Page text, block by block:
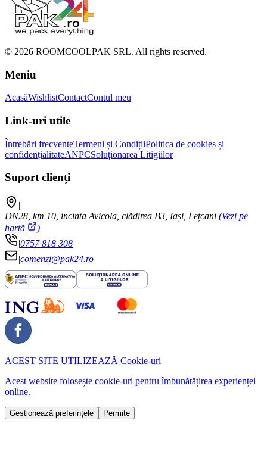
© 2026 ROOMCOOLPAK SRL. All rights reserved.
Meniu
AcasăWishlistContactContul meu
Link-uri utile
Întrebări frecventeTermeni și CondițiiPolitica de cookies și
confidențialitateANPCSoluționarea Litigiilor
Suport clienți
|
DN28, km 10, incinta Avicola, clădirea B3, Iași, Lețcani (Vezi pe
hartă
)
|0757 818 308
|comenzi@pak24.ro
ACEST SITE UTILIZEAZĂ Cookie-uri
Acest website folosește cookie-uri pentru îmbunătățirea experienței
online.
Gestionează preferințele Permite